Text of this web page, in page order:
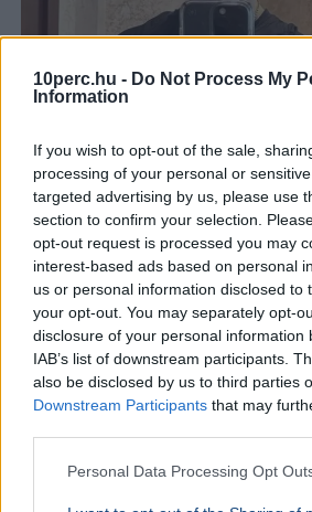
10perc.hu - Do Not Process My
Information
If you wish to opt-out of the sale,
processing of your personal or
targeted advertising by us, please use
section to confirm your selection.
opt-out request is processed you may
interest-based ads based on personal
us or personal information disclosed to
your opt-out. You may separately opt-
disclosure of your personal information
IAB’s list of downstream participants.
also be disclosed by us to third parties
Downstream Participants that may
Personal Data Processing Opt
Rendőrség Gyilkosság
César Gastélum mexikói
közben lőtte agyon két motoros
gyilkosság hátterében
Bővebben...
KÜLFÖLD 2026. augusztus 5.
Letartóztattak egy
látogatása előtt